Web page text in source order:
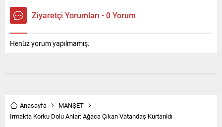
Ziyaretçi Yorumları - 0 Yorum
Henüz yorum yapılmamış.
Anasayfa
MANŞET
Irmakta Korku Dolu Anlar: Ağaca Çıkan Vatandaş Kurtarıldı